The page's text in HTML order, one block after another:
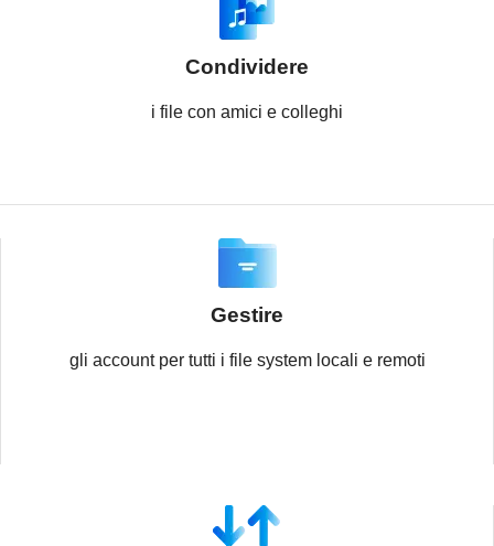
Condividere
i file con amici e colleghi
Gestire
gli account per tutti i file system locali e remoti